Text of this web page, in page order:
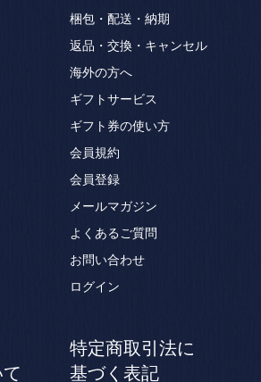
梱包・配送・納期
返品・交換・キャンセル
海外の方へ
ギフトサービス
ギフト券の使い方
会員規約
会員登録
メールマガジン
よくあるご質問
お問い合わせ
ログイン
特定商取引法に
基づく表記